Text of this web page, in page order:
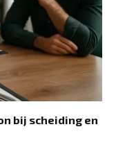
bij scheiding en